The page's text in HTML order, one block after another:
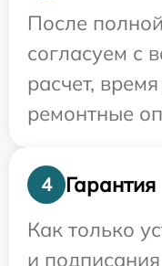
После
согласуем с
расчет,
ремонтные
4
Гарантия
Как только
и